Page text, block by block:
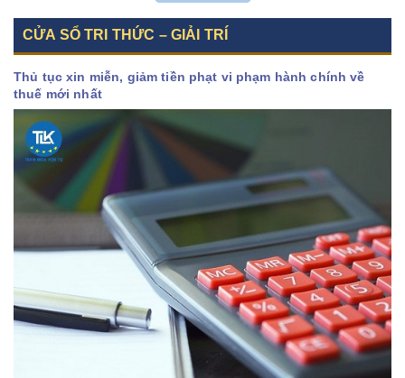
CỬA SỔ TRI THỨC – GIẢI TRÍ
Thủ tục xin miễn, giảm tiền phạt vi phạm hành chính về
thuế mới nhất